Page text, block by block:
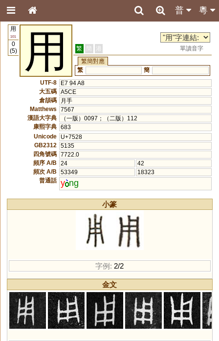
粵
普
用
101
0
(5)
用 繁 簡 港
單讀音字
繁簡對應
繁
簡
UTF-8
E7 94 A8
大五碼 A5CE
倉頡碼
月手
Matthews
7567
漢語大字典
（一版）0097；（二版）112
康熙字典 683
Unicode
U+7528
GB2312
5135
四角號碼 7722.0
頻序 A/B
24
42
頻次 A/B
53349
18323
普通話 y ng
小篆
字例: 2/2
金文